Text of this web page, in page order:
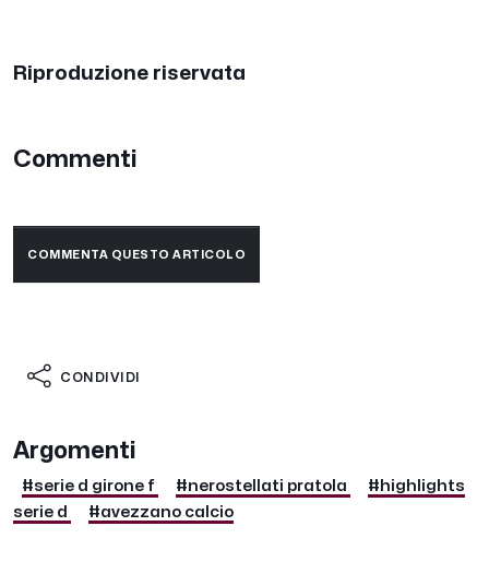
Riproduzione riservata
Commenti
COMMENTA QUESTO ARTICOLO
CONDIVIDI
Argomenti
#serie d girone f #nerostellati pratola
#highlights
serie d
#avezzano calcio